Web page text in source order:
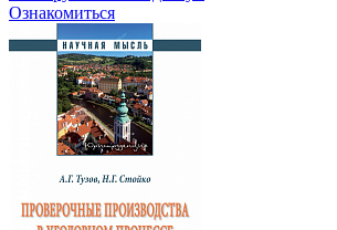
Ознакомиться